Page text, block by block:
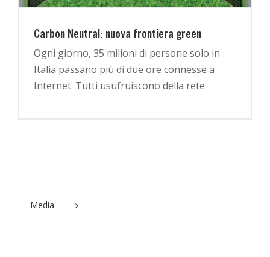
Carbon Neutral: nuova frontiera green
Ogni giorno, 35 milioni di persone solo in
Italia passano più di due ore connesse a
Internet. Tutti usufruiscono della rete
Media